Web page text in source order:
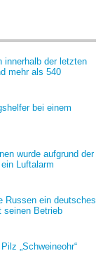
innerhalb der letzten
mehr als 540
bei einem
wurde aufgrund der
Luftalarm
Russen ein deutsches
seinen Betrieb
„Schweineohr“